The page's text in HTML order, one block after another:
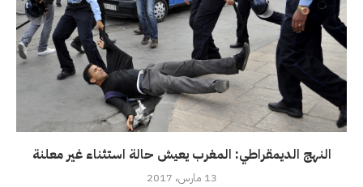
النهج الديمقراطي: المغرب يعيش حالة استثناء غير معلنة
13 مارس، 2017